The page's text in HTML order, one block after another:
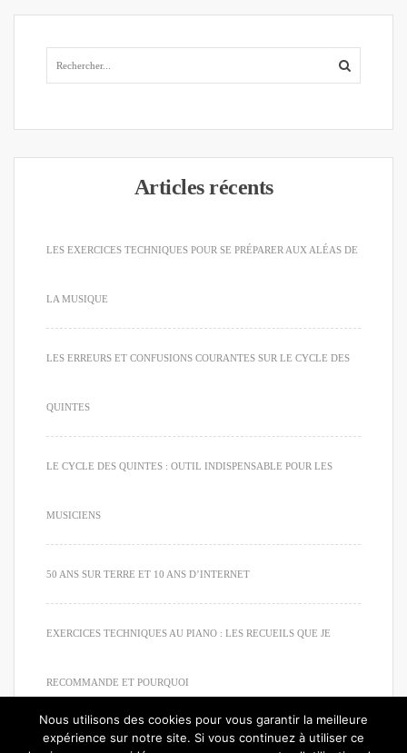
Articles récents
LES EXERCICES TECHNIQUES POUR SE PRÉPARER AUX ALÉAS DE
LA MUSIQUE
LES ERREURS ET CONFUSIONS COURANTES SUR LE CYCLE DES
QUINTES
LE CYCLE DES QUINTES : OUTIL INDISPENSABLE POUR LES
MUSICIENS
50 ANS SUR TERRE ET 10 ANS D’INTERNET
EXERCICES TECHNIQUES AU PIANO : LES RECUEILS QUE JE
RECOMMANDE ET POURQUOI
Nous utilisons des cookies pour vous garantir la meilleure
expérience sur notre site. Si vous continuez à utiliser ce